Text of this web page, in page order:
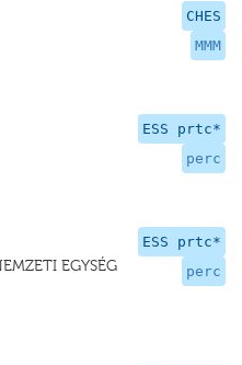
CHES
MMM
ESS prtc*
perc
ESS prtc*
perc
EGYSÉG